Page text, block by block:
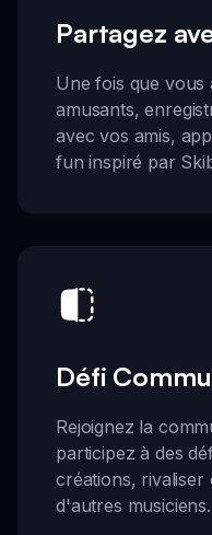
Partagez
Une fois que
amusants,
avec vos amis,
fun inspiré par
Défi
Rejoignez la
participez à des
créations,
d'autres musiciens.